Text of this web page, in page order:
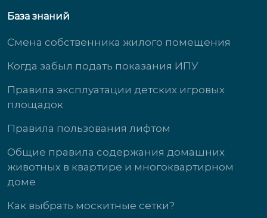
База знаний
Смена собственника жилого помещения
Когда забыл подать показания ИПУ
Правила эксплуатации детских игровых
площадок
Правила пользования лифтом
Общие правила содержания домашних
животных в квартире и многоквартирном
доме
Как выбрать москитные сетки?